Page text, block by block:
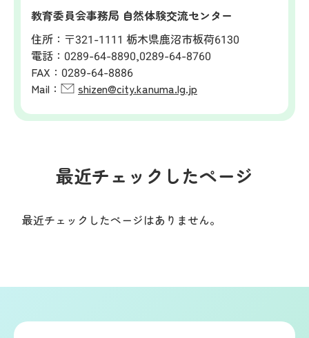
教育委員会事務局 自然体験交流センター
住所： 〒321-1111 栃木県鹿沼市板荷6130
電話： 0289-64-8890,0289-64-8760
FAX： 0289-64-8886
Mail：
shizen@city.kanuma.lg.jp
最近チェックしたページ
最近チェックしたページはありません。